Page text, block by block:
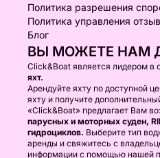
Политика разрешения
Политика управления
Блог
ВЫ МОЖЕТЕ НАМ
Click&Boat является лидером в
яхт.
Арендуйте яхту по доступной
яхту и получите
«Click&Boat» предлагает Вам
парусных и моторных суден,
гидроциклов. Выберите тип
аренды и свяжитесь с
информации с помощью нашей